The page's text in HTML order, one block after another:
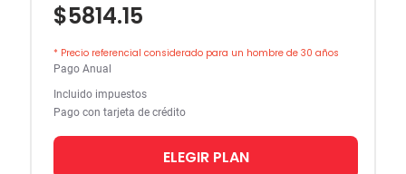
$5814.15
* Precio referencial considerado para un hombre de 30 años
Pago Anual
Incluido impuestos
Pago con tarjeta de crédito
ELEGIR PLAN